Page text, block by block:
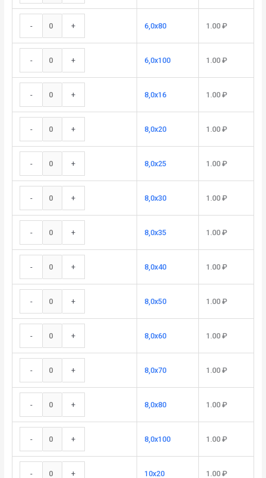
- + 6,0x80 1.00₽
- + 6,0x100 1.00₽
- + 8,0x16 1.00₽
- + 8,0x20 1.00₽
- + 8,0x25 1.00₽
- + 8,0x30 1.00₽
- + 8,0x35 1.00₽
- + 8,0x40 1.00₽
- + 8,0x50 1.00₽
- + 8,0x60 1.00₽
- + 8,0x70 1.00₽
- + 8,0x80 1.00₽
- + 8,0x100 1.00₽
- + 10x20 1.00₽